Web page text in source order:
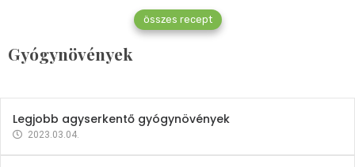
összes recept
Gyógynövények
Mindent a petrezselyemről
2023.12.21.
Legjobb agyserkentő gyógynövények
2023.03.04.